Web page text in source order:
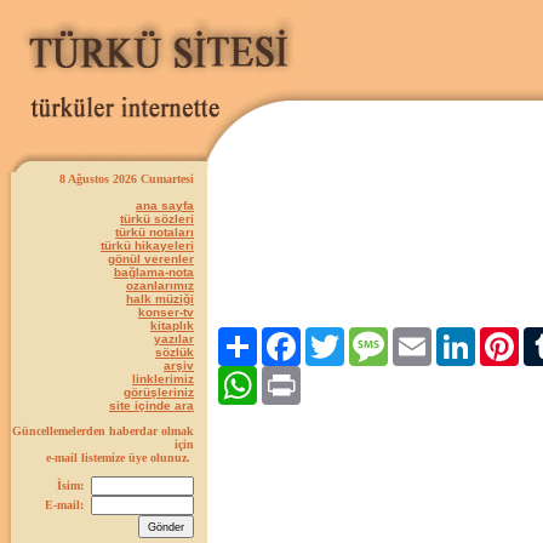
8 Ağustos 2026 Cumartesi
ana sayfa
türkü sözleri
türkü notaları
türkü hikayeleri
gönül verenler
bağlama-nota
ozanlarımız
halk müziği
konser-tv
kitaplık
yazılar
sözlük
arşiv
linklerimiz
görüşleriniz
site içinde ara
Güncellemelerden haberdar olmak
için
e-mail listemize üye olunuz.
İsim:
E-mail:
Paylaş FacebookTwitter Message Email LinkedIn
WhatsApp